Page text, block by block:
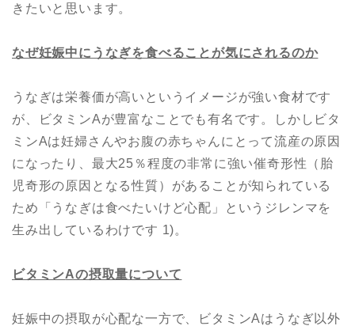
きたいと思います。
なぜ妊娠中にうなぎを食べることが気にされるのか
うなぎは栄養価が高いというイメージが強い食材です
が、ビタミンAが豊富なことでも有名です。しかしビタ
ミンAは妊婦さんやお腹の赤ちゃんにとって流産の原因
になったり、最大25％程度の非常に強い催奇形性（胎
児奇形の原因となる性質）があることが知られている
ため「うなぎは食べたいけど心配」というジレンマを
生み出しているわけです 1)。
ビタミンAの摂取量について
妊娠中の摂取が心配な一方で、ビタミンAはうなぎ以外